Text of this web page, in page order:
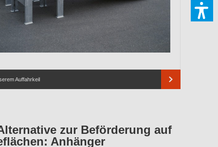
Auffahrkeil
zur Beförderung auf
Anhänger